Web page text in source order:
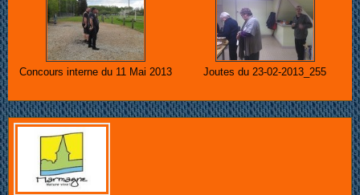
Concours interne du 11 Mai 2013 Joutes du 23-02-2013_255